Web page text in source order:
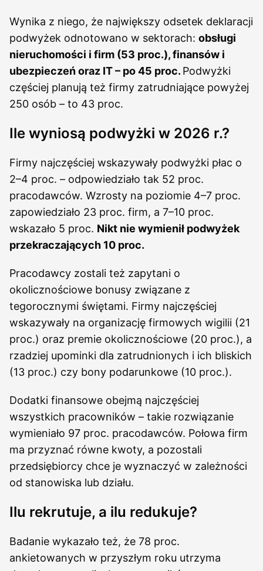
Wynika z niego, że największy odsetek deklaracji
podwyżek odnotowano w sektorach: obsługi
nieruchomości i firm (53 proc.), finansów i
ubezpieczeń oraz IT – po 45 proc. Podwyżki
częściej planują też firmy zatrudniające powyżej
250 osób – to 43 proc.
Ile wyniosą podwyżki w 2026 r.?
Firmy najczęściej wskazywały podwyżki płac o
2–4 proc. – odpowiedziało tak 52 proc.
pracodawców. Wzrosty na poziomie 4–7 proc.
zapowiedziało 23 proc. firm, a 7–10 proc.
wskazało 5 proc. Nikt nie wymienił podwyżek
przekraczających 10 proc.
Pracodawcy zostali też zapytani o
okolicznościowe bonusy związane z
tegorocznymi świętami. Firmy najczęściej
wskazywały na organizację firmowych wigilii (21
proc.) oraz premie okolicznościowe (20 proc.), a
rzadziej upominki dla zatrudnionych i ich bliskich
(13 proc.) czy bony podarunkowe (10 proc.).
Dodatki finansowe obejmą najczęściej
wszystkich pracowników – takie rozwiązanie
wymieniało 97 proc. pracodawców. Połowa firm
ma przyznać równe kwoty, a pozostali
przedsiębiorcy chce je wyznaczyć w zależności
od stanowiska lub działu.
Ilu rekrutuje, a ilu redukuje?
Badanie wykazało też, że 78 proc.
ankietowanych w przyszłym roku utrzyma